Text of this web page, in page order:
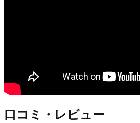
口コミ・レビュー